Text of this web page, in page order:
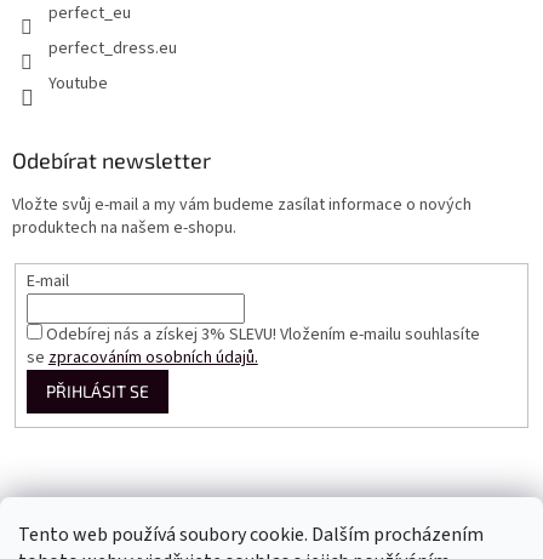
Tento web používá soubory cookie. Dalším procházením
perfect_eu
perfect_dress.eu
Youtube
Odebírat newsletter
Vložte svůj e-mail a my vám budeme zasílat informace o nových
produktech na našem e-shopu.
E-mail
Odebírej nás a získej 3% SLEVU! Vložením e-mailu souhlasíte
sezpracováním osobních údajů.
PŘIHLÁSIT SE